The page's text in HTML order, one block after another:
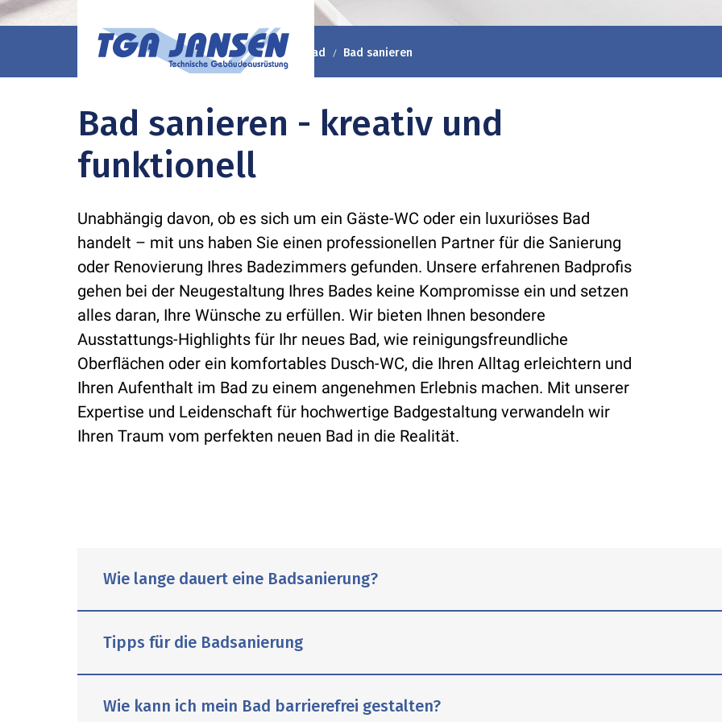
TGA Jansen GmbH & Co. KG Ratgeber Bad Bad sanieren
Bad sanieren - kreativ und
funktionell
Unabhängig davon, ob es sich um ein Gäste-WC oder ein luxuriöses Bad
handelt – mit uns haben Sie einen professionellen Partner für die Sanierung
oder Renovierung Ihres Badezimmers gefunden. Unsere erfahrenen Badprofis
gehen bei der Neugestaltung Ihres Bades keine Kompromisse ein und setzen
alles daran, Ihre Wünsche zu erfüllen. Wir bieten Ihnen besondere
Ausstattungs-Highlights für Ihr neues Bad, wie reinigungsfreundliche
Oberflächen oder ein komfortables Dusch-WC, die Ihren Alltag erleichtern und
Ihren Aufenthalt im Bad zu einem angenehmen Erlebnis machen. Mit unserer
Expertise und Leidenschaft für hochwertige Badgestaltung verwandeln wir
Ihren Traum vom perfekten neuen Bad in die Realität.
Wie lange dauert eine Badsanierung?
Sicherheit nicht in drei Werktagen erledigen, sondern kann mehrere Wochen in
Tipps für die Badsanierung
Wie kann ich mein Bad barrierefrei gestalten?